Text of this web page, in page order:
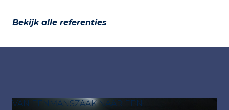
Bekijk alle referenties
VAN EENMANSZAAK NAAR EEN